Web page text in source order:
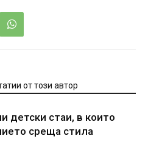
от този автор
детски стаи, в които
среща стилa